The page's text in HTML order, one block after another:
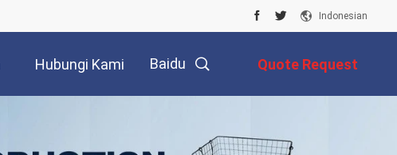
Indonesian
Hubungi Kami Baidu Quote Request